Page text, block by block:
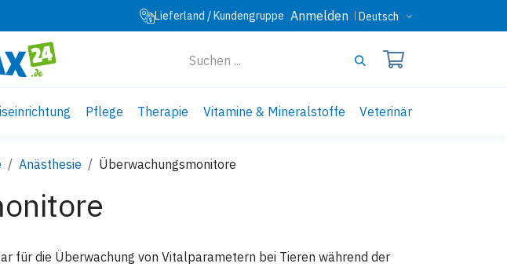
Lieferland / Kundengruppe Anmelden Deutsch
Pflege Therapie Vitamine & Mineralstoffe Veterinär
Anästhesie Überwachungsmonitore
für die Überwachung von Vitalparametern bei Tieren während der